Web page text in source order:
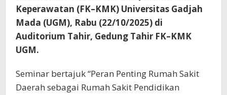
Keperawatan (FK–KMK) Universitas Gadjah
Mada (UGM), Rabu (22/10/2025) di
Auditorium Tahir, Gedung Tahir FK–KMK
UGM.
Seminar bertajuk “Peran Penting Rumah Sakit
Daerah sebagai Rumah Sakit Pendidikan